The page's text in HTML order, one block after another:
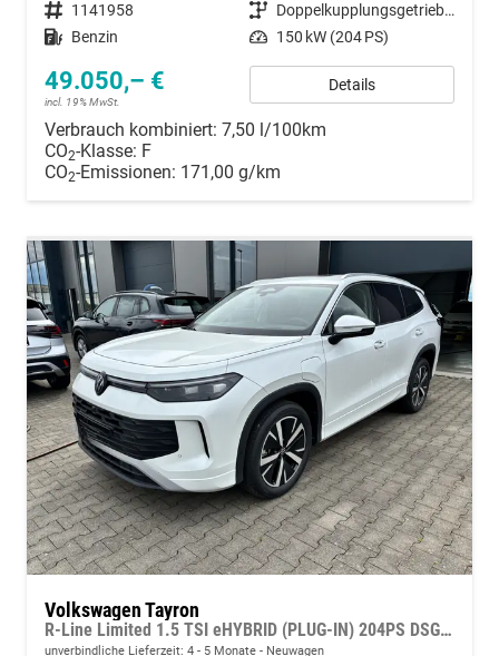
Fahrzeugnummer 1141958 Getriebe
Doppelkupplungsgetriebe (DSG)
Kraftstoff Benzin Leistung 150 kW (204 PS)
49.050,– €
incl. 19% MwSt.
Details
Verbrauch kombiniert: 7,50 l/100km
CO2-Klasse: F
CO2-Emissionen: 171,00 g/km
Volkswagen Tayron
R-Line Limited 1.5 TSI eHYBRID (PLUG-IN) 204PS DSG, Metallic, 20" Alu LEEDS, IQ LIGHT MATRIX-LED, HEAD-UP, ERGOACTIV-Sitz+Massage, Winterpaket, Elektr. Heckklappe, ParkAssist, Parksensoren v/h, 360°Kamera, Radio 15"/App-Connect, Alarm, Keyless, 3Z-Climatronic, ACC
unverbindliche Lieferzeit: 4 - 5 Monate Neuwagen